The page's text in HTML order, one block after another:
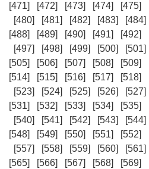
[471]
[472] [473] [474] [475]
[480]
[481] [482] [483] [484]
[488]
[489] [490] [491] [492]
[497]
[498] [499] [500] [501]
[505]
[506] [507] [508] [509]
[514]
[515] [516] [517] [518]
[523]
[524] [525] [526] [527]
[531]
[532] [533] [534] [535]
[540]
[541] [542] [543] [544]
[548]
[549] [550] [551] [552]
[557]
[558] [559] [560] [561]
[565]
[566] [567] [568] [569]